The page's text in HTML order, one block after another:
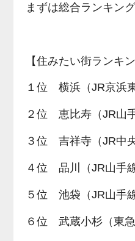
まずは総合ランキン
【住みたい街ランキ
１位 横浜（JR京浜東
２位 恵比寿（JR山手
３位 吉祥寺（JR中央
４位 品川（JR山手線
５位 池袋（JR山手線
６位 武蔵小杉（東急